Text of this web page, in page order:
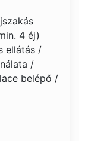
4 éj)
ellátás /
/
belépő /